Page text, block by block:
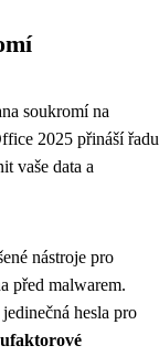
soukromí na
2025 přináší řadu
vaše data a
nástroje pro
před malwarem.
hesla pro